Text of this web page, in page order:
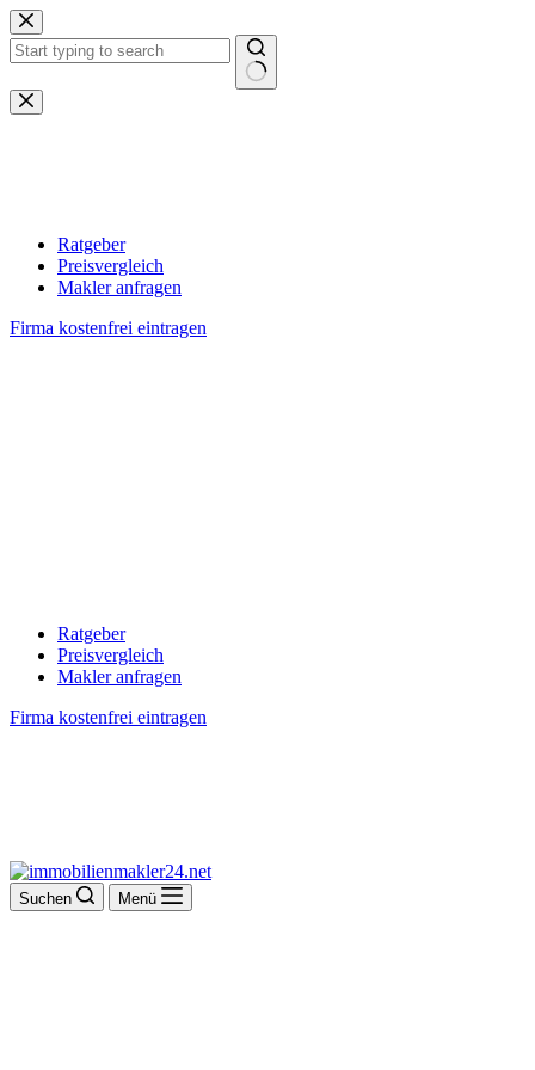
Zum
Inhalt
springen
Keine
Ergebnisse
Ratgeber
Preisvergleich
Makler anfragen
Firma kostenfrei eintragen
Ratgeber
Preisvergleich
Makler anfragen
Firma kostenfrei eintragen
Suchen Menü